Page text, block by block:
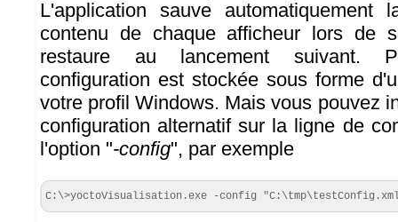
L'application sauve automatiquement
contenu de chaque afficheur lors de
restaure au lancement suivant.
configuration est stockée sous forme
votre profil Windows. Mais vous pouvez
configuration alternatif sur la ligne de
l'option "-config", par exemple
C:\>yoctoVisualisation.exe -config